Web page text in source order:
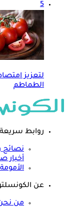
5
لتعزيز
الطماطم
روابط سريعة
نصائح
أخبار
عن
من